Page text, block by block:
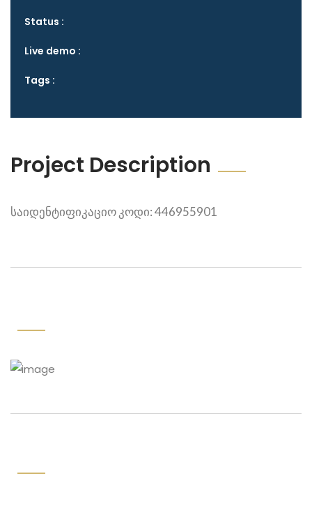
Status :
Live demo :
Tags :
Project Description
საიდენტიფიკაციო კოდი: 446955901